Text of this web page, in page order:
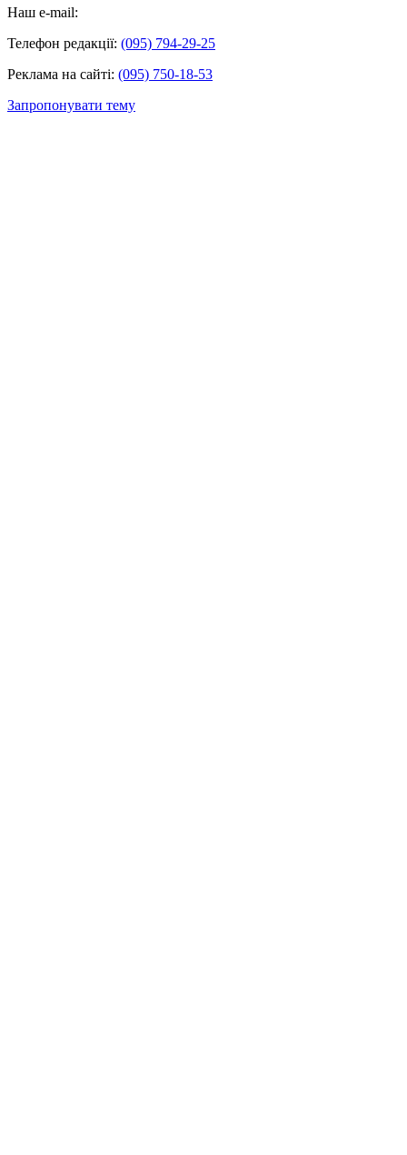
Наш e-mail:
Телефон редакції: (095) 794-29-25
Реклама на сайті: (095) 750-18-53
Запропонувати тему